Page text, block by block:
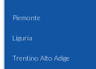
Piemonte
Liguria
Trentino Alto Adige